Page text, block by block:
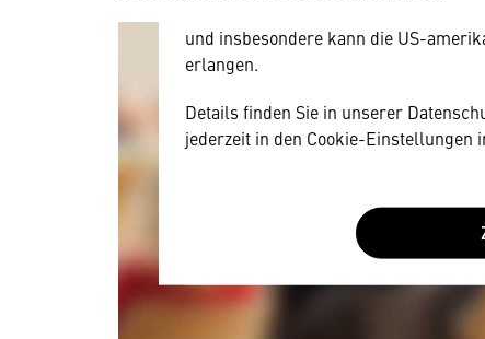
und insbesondere kann die US-
erlangen.
Details finden Sie in unserer
jederzeit in den Cookie-Einstellungen